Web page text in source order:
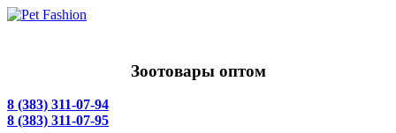
Зоотовары оптом
8 (383) 311-07-94
8 (383) 311-07-95